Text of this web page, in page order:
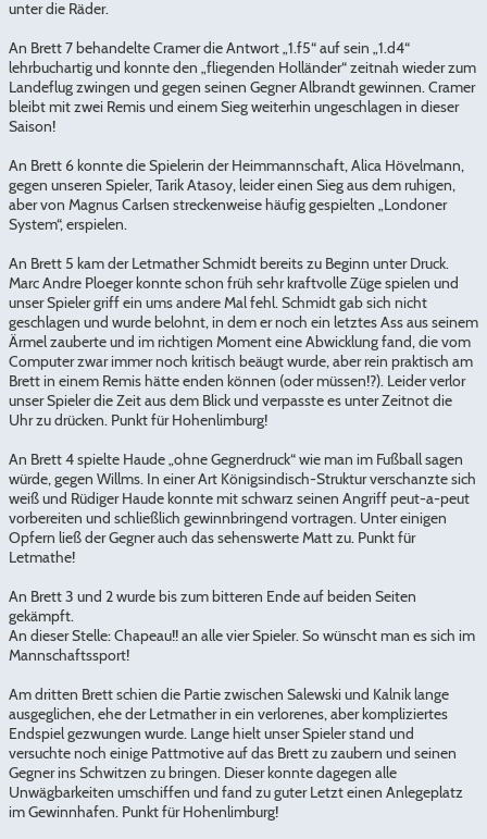
unter die Räder.
An Brett 7 behandelte Cramer die Antwort „1.f5“ auf sein „1.d4“
lehrbuchartig und konnte den „fliegenden Holländer“ zeitnah wieder zum
Landeflug zwingen und gegen seinen Gegner Albrandt gewinnen. Cramer
bleibt mit zwei Remis und einem Sieg weiterhin ungeschlagen in dieser
Saison!
An Brett 6 konnte die Spielerin der Heimmannschaft, Alica Hövelmann,
gegen unseren Spieler, Tarik Atasoy, leider einen Sieg aus dem ruhigen,
aber von Magnus Carlsen streckenweise häufig gespielten „Londoner
System“, erspielen.
An Brett 5 kam der Letmather Schmidt bereits zu Beginn unter Druck.
Marc Andre Ploeger konnte schon früh sehr kraftvolle Züge spielen und
unser Spieler griff ein ums andere Mal fehl. Schmidt gab sich nicht
geschlagen und wurde belohnt, in dem er noch ein letztes Ass aus seinem
Ärmel zauberte und im richtigen Moment eine Abwicklung fand, die vom
Computer zwar immer noch kritisch beäugt wurde, aber rein praktisch am
Brett in einem Remis hätte enden können (oder müssen!?). Leider verlor
unser Spieler die Zeit aus dem Blick und verpasste es unter Zeitnot die
Uhr zu drücken. Punkt für Hohenlimburg!
An Brett 4 spielte Haude „ohne Gegnerdruck“ wie man im Fußball sagen
würde, gegen Willms. In einer Art Königsindisch-Struktur verschanzte sich
weiß und Rüdiger Haude konnte mit schwarz seinen Angriff peut-a-peut
vorbereiten und schließlich gewinnbringend vortragen. Unter einigen
Opfern ließ der Gegner auch das sehenswerte Matt zu. Punkt für
Letmathe!
An Brett 3 und 2 wurde bis zum bitteren Ende auf beiden Seiten
gekämpft.
An dieser Stelle: Chapeau!! an alle vier Spieler. So wünscht man es sich im
Mannschaftssport!
Am dritten Brett schien die Partie zwischen Salewski und Kalnik lange
ausgeglichen, ehe der Letmather in ein verlorenes, aber kompliziertes
Endspiel gezwungen wurde. Lange hielt unser Spieler stand und
versuchte noch einige Pattmotive auf das Brett zu zaubern und seinen
Gegner ins Schwitzen zu bringen. Dieser konnte dagegen alle
Unwägbarkeiten umschiffen und fand zu guter Letzt einen Anlegeplatz
im Gewinnhafen. Punkt für Hohenlimburg!